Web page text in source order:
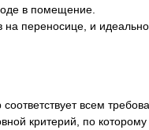
в помещение.
на переносице, и
всем
критерий, по